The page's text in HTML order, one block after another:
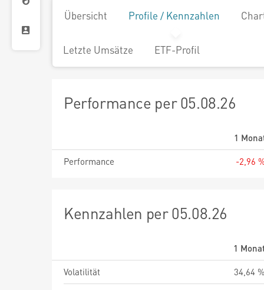
Übersicht Profile / Kennzahlen
Letzte Umsätze ETF-Profil
Performance per 05.08.26
1
Performance
-2,96
Kennzahlen per 05.08.26
1
Volatilität
34,64